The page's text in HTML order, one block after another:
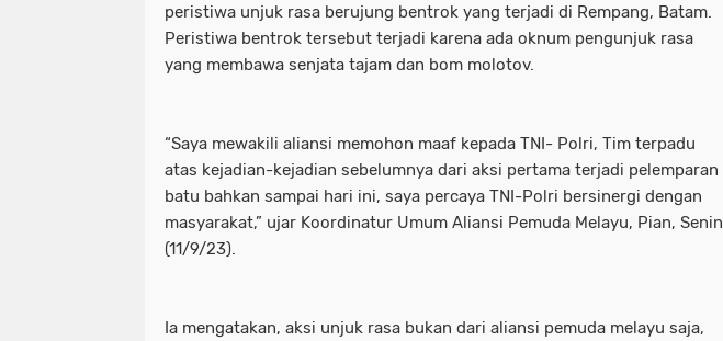
peristiwa unjuk rasa berujung bentrok yang terjadi di Rempang, Batam.
Peristiwa bentrok tersebut terjadi karena ada oknum pengunjuk rasa
yang membawa senjata tajam dan bom molotov.
“Saya mewakili aliansi memohon maaf kepada TNI- Polri, Tim terpadu
atas kejadian-kejadian sebelumnya dari aksi pertama terjadi pelemparan
batu bahkan sampai hari ini, saya percaya TNI-Polri bersinergi dengan
masyarakat,” ujar Koordinatur Umum Aliansi Pemuda Melayu, Pian, Senin
(11/9/23).
Ia mengatakan, aksi unjuk rasa bukan dari aliansi pemuda melayu saja,